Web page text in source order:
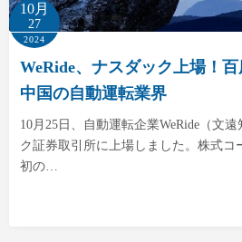
10月
27
2024
WeRide、ナスダック上場！
中国の自動運転業界
10月25日、自動運転企業WeRide（文
ク証券取引所に上場しました。株式コ
初の…